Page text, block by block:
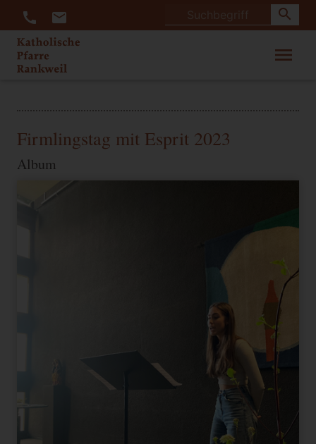
call mail search
menu
Firmlingstag mit Esprit 2023
Album